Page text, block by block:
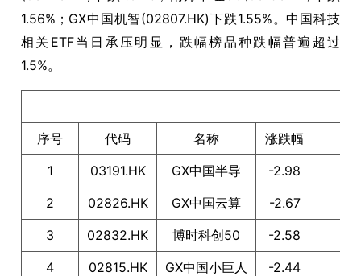
1.56%；GX中国机智(02807.HK)下跌1.55%。中国科技
相关ETF当日承压明显，跌幅榜品种跌幅普遍超过
1.5%。
序号 代码 名称
涨跌幅
1
03191.HK GX中国半导 -2.98
2
02826.HK GX中国云算 -2.67
3
02832.HK 博时科创50
-2.58
4
02815.HK GX中国小巨人 -2.44